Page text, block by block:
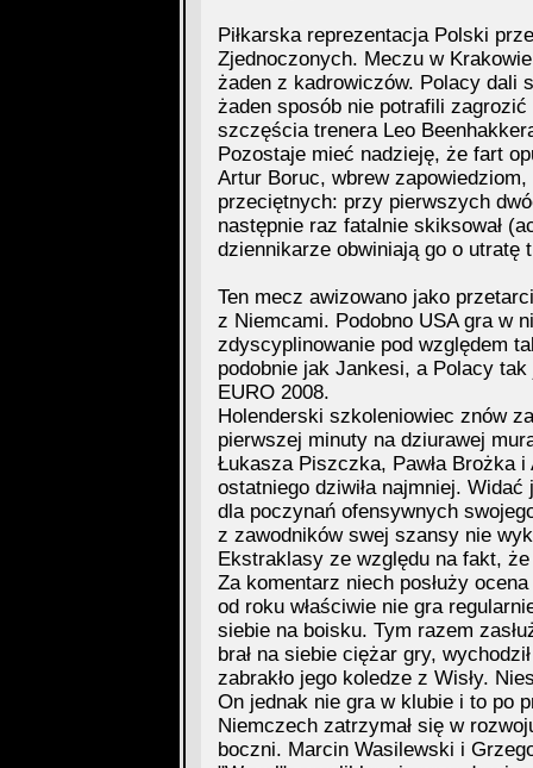
Piłkarska reprezentacja Polski
Zjednoczonych. Meczu w
żaden z kadrowiczów. Polacy dali
żaden sposób nie potrafili
szczęścia trenera Leo
Pozostaje mieć nadzieję, że fart
Artur Boruc, wbrew
przeciętnych: przy pierwszych
następnie raz fatalnie skiksował
dziennikarze obwiniają go o utratę
Ten mecz awizowano jako
z Niemcami. Podobno USA gra w
zdyscyplinowanie pod względem
podobnie jak Jankesi, a Polacy
EURO 2008.
Holenderski szkoleniowiec znów
pierwszej minuty na dziurawej
Łukasza Piszczka, Pawła Brożka
ostatniego dziwiła najmniej.
dla poczynań ofensywnych
z zawodników swej szansy nie
Ekstraklasy ze względu na fakt,
Za komentarz niech posłuży
od roku właściwie nie gra
siebie na boisku. Tym razem
brał na siebie ciężar gry,
zabrakło jego koledze z Wisły.
On jednak nie gra w klubie i to po
Niemczech zatrzymał się w
boczni. Marcin Wasilewski i